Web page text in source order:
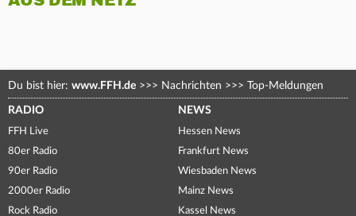
Du bist hier: www.FFH.de >>> Nachrichten >>> Top-Meldungen
RADIO
FFH Live
80er Radio
90er Radio
2000er Radio
Rock Radio
NEWS
Hessen News
Frankfurt News
Wiesbaden News
Mainz News
Kassel News